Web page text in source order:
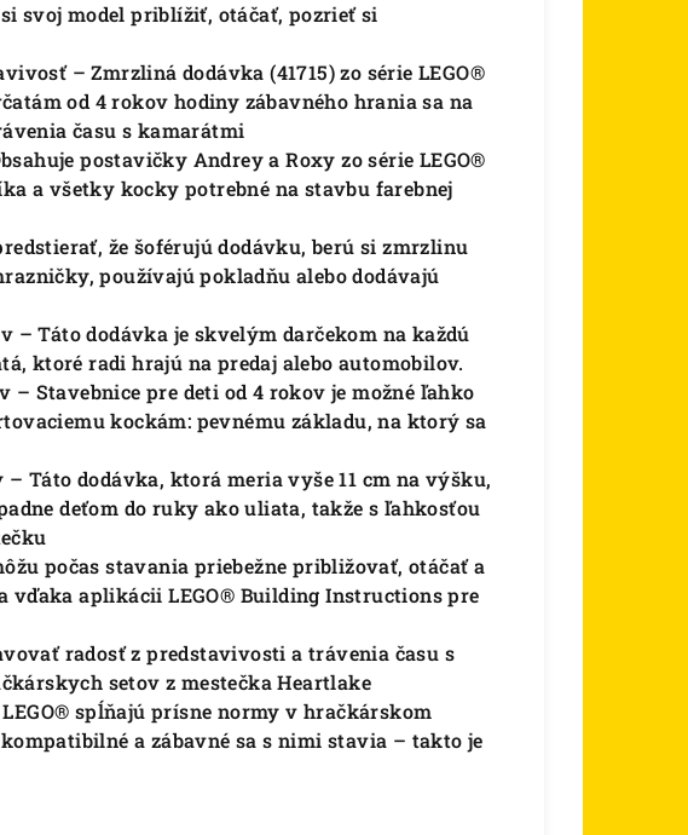
svoj model priblížiť, otáčať, pozrieť si
– Zmrzliná dodávka (41715) zo série LEGO®
od 4 rokov hodiny zábavného hrania sa na
času s kamarátmi
postavičky Andrey a Roxy zo série LEGO®
a všetky kocky potrebné na stavbu farebnej
že šoférujú dodávku, berú si zmrzlinu
používajú pokladňu alebo dodávajú
– Táto dodávka je skvelým darčekom na každú
ktoré radi hrajú na predaj alebo automobilov.
Stavebnice pre deti od 4 rokov je možné ľahko
kockám: pevnému základu, na ktorý sa
Táto dodávka, ktorá meria vyše 11 cm na výšku,
deťom do ruky ako uliata, takže s ľahkosťou
počas stavania priebežne približovať, otáčať a
vďaka aplikácii LEGO® Building Instructions pre
radosť z predstavivosti a trávenia času s
setov z mestečka Heartlake
spĺňajú prísne normy v hračkárskom
a zábavné sa s nimi stavia – takto je